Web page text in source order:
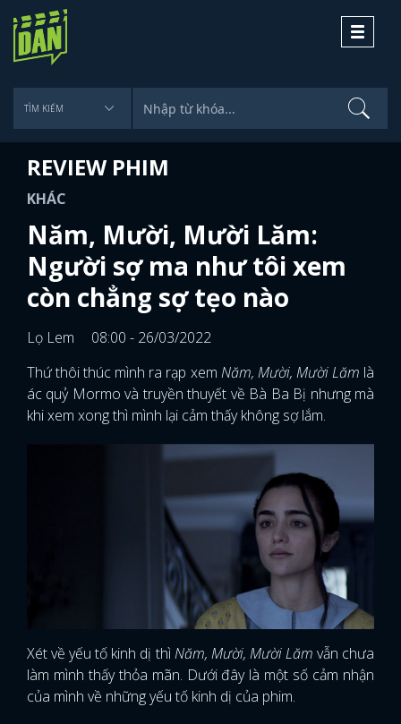
Toggle
REVIEW PHIM
KHÁC
Năm, Mười, Mười Lăm:
Người sợ ma như tôi xem
còn chẳng sợ tẹo nào
Lọ Lem
08:00 - 26/03/2022
Thứ thôi thúc mình ra rạp xem Năm, Mười, Mười Lăm là
ác quỷ Mormo và truyền thuyết về Bà Ba Bị nhưng mà
khi xem xong thì mình lại cảm thấy không sợ lắm.
Xét về yếu tố kinh dị thìNăm, Mười, Mười Lăm vẫn chưa
làm mình thấy thỏa mãn. Dưới đây là một số cảm nhận
của mình về những yếu tố kinh dị của phim.